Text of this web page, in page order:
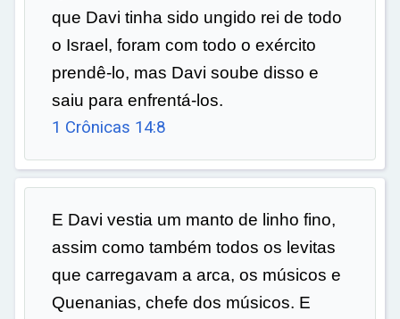
que Davi tinha sido ungido rei de todo
o Israel, foram com todo o exército
prendê-lo, mas Davi soube disso e
saiu para enfrentá-los.
1 Crônicas 14:8
E Davi vestia um manto de linho fino,
assim como também todos os levitas
que carregavam a arca, os músicos e
Quenanias, chefe dos músicos. E